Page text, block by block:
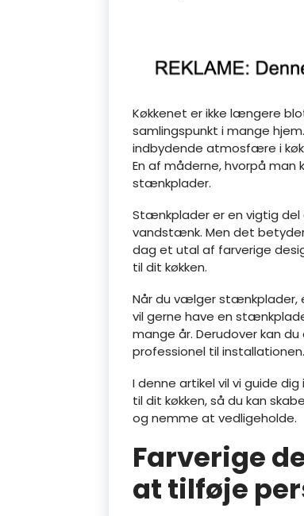
Køkkenet er ikke længere
samlingspunkt i mange
indbydende atmosfære i
En af måderne, hvorpå man
stænkplader.
Stænkplader er en vigtig
vandstænk. Men det
dag et utal af farverige
til dit køkken.
Når du vælger stænkplader,
vil gerne have en
mange år. Derudover kan
professionel til installationen.
I denne artikel vil vi guide
til dit køkken, så du kan
og nemme at vedligeholde.
Farverige
at tilføje